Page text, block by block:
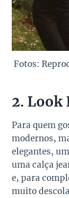
Fotos:
2. Look
Para quem
modernos,
elegantes,
uma calça
e, para
muito